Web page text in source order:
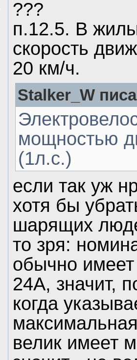
???
п.12.5. В
скорость
20 км/ч.
Stalker_W
мощностью
(1л.с.)
если так уж
хотя бы
шарящих
то зря:
обычно
24А, значит,
когда
велик имеет